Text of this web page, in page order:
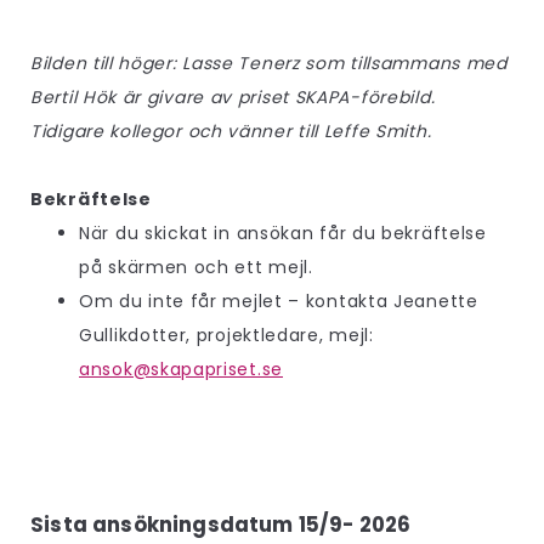
Bilden till höger: Lasse Tenerz som tillsammans med
Bertil Hök är givare av priset SKAPA-förebild.
Tidigare kollegor och vänner till Leffe Smith.
Bekräftelse
När du skickat in ansökan får du bekräftelse
på skärmen och ett mejl.
Om du inte får mejlet – kontakta Jeanette
Gullikdotter, projektledare, mejl:
ansok@skapapriset.se
Sista ansökningsdatum 15/9- 2026